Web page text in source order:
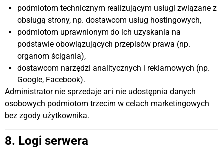
podmiotom technicznym realizującym usługi związane z
obsługą strony, np. dostawcom usług hostingowych,
podmiotom uprawnionym do ich uzyskania na
podstawie obowiązujących przepisów prawa (np.
organom ścigania),
dostawcom narzędzi analitycznych i reklamowych (np.
Google, Facebook).
Administrator nie sprzedaje ani nie udostępnia danych
osobowych podmiotom trzecim w celach marketingowych
bez zgody użytkownika.
8. Logi serwera